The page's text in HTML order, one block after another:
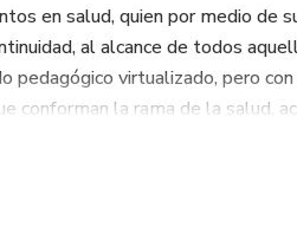
en salud, quien por medio de
al alcance de todos
pedagógico virtualizado, pero
conforman la rama de la salud,